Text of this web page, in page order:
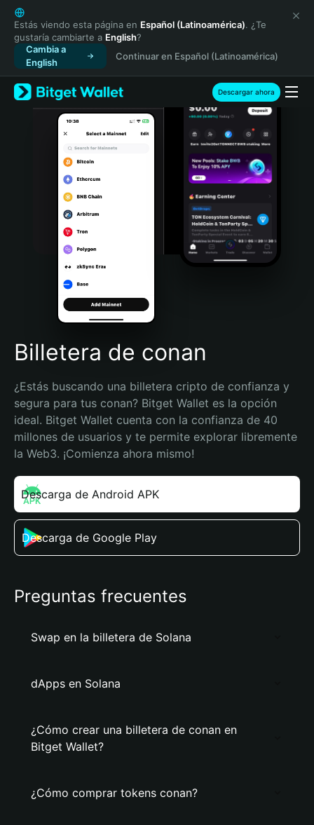
English
日本語
Tiếng Việt
Русский
Español (Latinoamérica)
Türkçe
Italiano
Português (Portugal)
Bahasa Indonesia
Português (Brasil)
Español (Argentina)
Estás viendo esta página en Español (Latinoamérica). ¿Te
gustaría cambiarte a English?
Cambia a
English
Continuar en Español (Latinoamérica)
Descargar ahora
Billetera de conan
¿Estás buscando una billetera cripto de confianza y
segura para tus conan? Bitget Wallet es la opción
ideal. Bitget Wallet cuenta con la confianza de 40
millones de usuarios y te permite explorar libremente
la Web3. ¡Comienza ahora mismo!
Descarga de Android APK
Descarga de Google Play
Preguntas frecuentes
Swap en la billetera de Solana
dApps en Solana
¿Cómo crear una billetera de conan en
Bitget Wallet?
¿Cómo comprar tokens conan?